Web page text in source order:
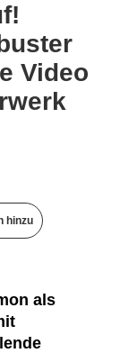
Video
hinzu
als